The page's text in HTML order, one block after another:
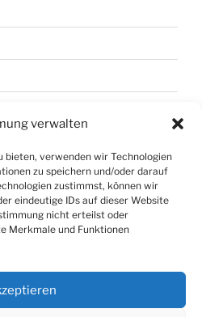
verwalten
bieten, verwenden wir Technologien
zu speichern und/oder darauf
zustimmst, können wir
eindeutige IDs auf dieser Website
nicht erteilst oder
Merkmale und Funktionen